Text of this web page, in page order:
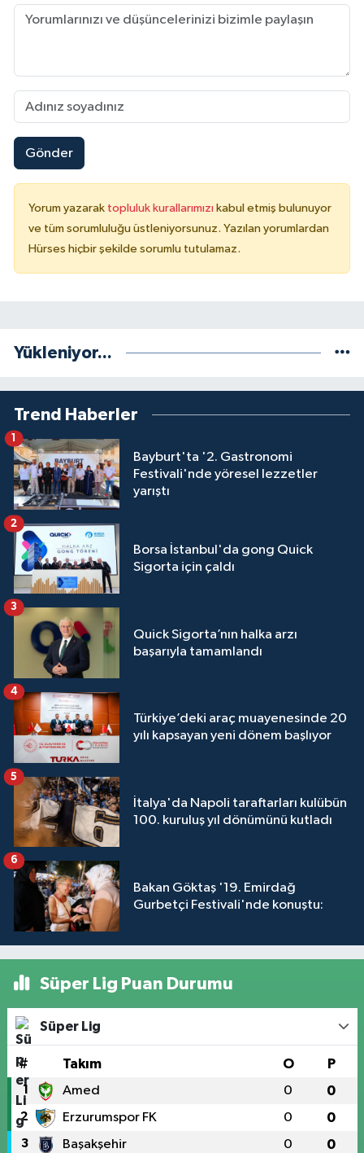
Gönder
Yorum yazarak topluluk kurallarımızı kabul etmiş bulunuyor
ve tüm sorumluluğu üstleniyorsunuz. Yazılan yorumlardan
Hürses hiçbir şekilde sorumlu tutulamaz.
Yükleniyor...
Trend Haberler
Bayburt'ta '2. Gastronomi
Festivali'nde yöresel lezzetler
yarıştı
1
Borsa İstanbul'da gong Quick
Sigorta için çaldı
2
Quick Sigorta’nın halka arzı
başarıyla tamamlandı
3
Türkiye’deki araç muayenesinde 20
yılı kapsayan yeni dönem başlıyor
4
İtalya'da Napoli taraftarları kulübün
100. kuruluş yıl dönümünü kutladı
5
Bakan Göktaş '19. Emirdağ
Gurbetçi Festivali'nde konuştu:
6
Süper Lig Puan Durumu
Süper Lig
# Takım O P
1 Amed 0 0
2 Erzurumspor FK 0 0
3 Başakşehir 0 0